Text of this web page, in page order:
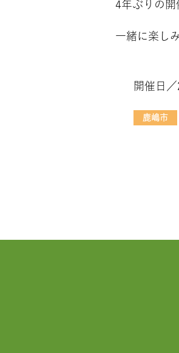
4年ぶりの開
一緒に楽し
開催日
鹿嶋市